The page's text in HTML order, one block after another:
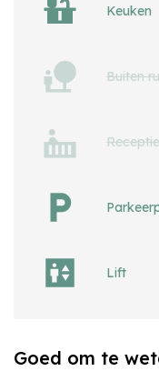
Keuken
Buiten
Receptie
Lift
Goed om te